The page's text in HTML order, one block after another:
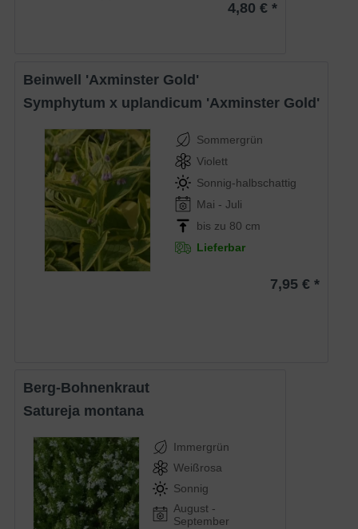
4,80 € *
Beinwell 'Axminster Gold'
Symphytum x uplandicum 'Axminster Gold'
Sommergrün
Violett
Sonnig-halbschattig
Mai - Juli
bis zu 80 cm
Lieferbar
7,95 € *
Berg-Bohnenkraut
Satureja montana
Immergrün
Weißrosa
Sonnig
August -
September